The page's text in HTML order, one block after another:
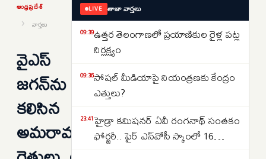
ఆంధ్రప్రదేశ్
› వార్తలు
వైఎస్
జగన్‌ను
కలిసిన
అమరావతి
LIVE తాజా వార్తలు
09:39ఉత్తర తెలంగాణలో ప్రయాణికుల రైళ్ల పట్ల
నిర్లక్ష్యం
09:36సోషల్‌ మీడియాపై నియంత్రణకు కేంద్రం
ఎత్తులు?
23:41హైడ్రా కమిషనర్ ఏవీ రంగనాథ్ సంతకం
ఫోర్జరీ.. ఫైర్ ఎన్‌వోసీ స్కాంలో 16